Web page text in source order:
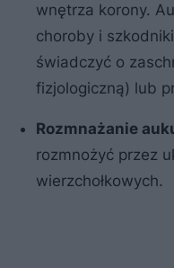
wnętrza korony.
choroby i
świadczyć o
fizjologiczną) lub
Rozmnażanie
rozmnożyć przez
wierzchołkowych.